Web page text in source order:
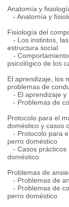
Anatomía y
- Anatomía y
Fisiología del
- Los instintos,
estructura social
-
psicológico de los
El aprendizaje, los
problemas de
- El aprendizaje y
- Problemas de
Protocolo para el
doméstico y casos
- Protocolo para
perro doméstico
- Casos prácticos
doméstico
Problemas de
- Problemas de
- Problemas de
perro doméstico